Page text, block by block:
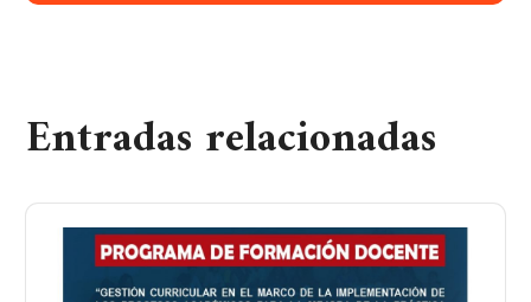
Entradas relacionadas